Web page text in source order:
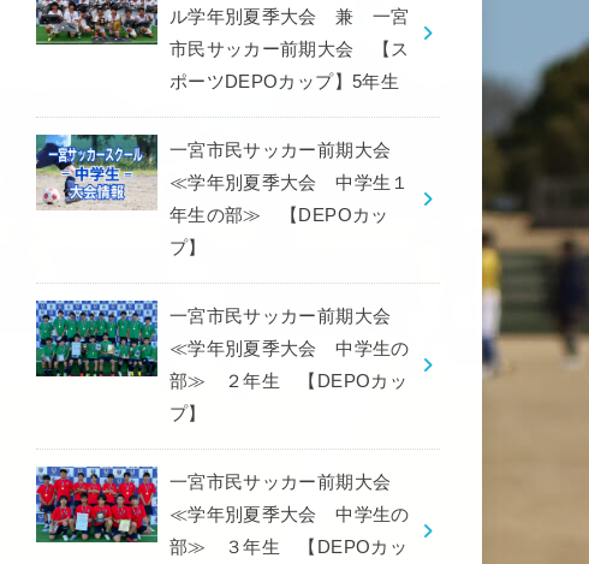
ル学年別夏季大会 兼 一宮
市民サッカー前期大会 【ス
ポーツDEPOカップ】5年生
一宮市民サッカー前期大会
≪学年別夏季大会 中学生１
年生の部≫ 【DEPOカッ
プ】
一宮市民サッカー前期大会
≪学年別夏季大会 中学生の
部≫ ２年生 【DEPOカッ
プ】
一宮市民サッカー前期大会
≪学年別夏季大会 中学生の
部≫ ３年生 【DEPOカッ